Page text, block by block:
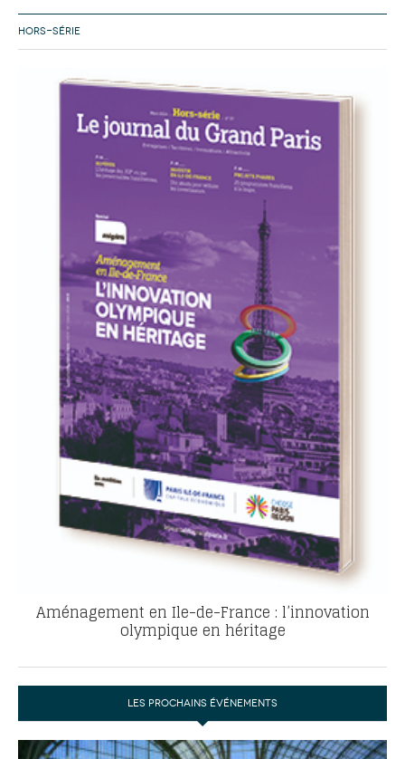
HORS-SÉRIE
Aménagement en Ile-de-France : l’innovation
olympique en héritage
LES PROCHAINS ÉVÉNEMENTS